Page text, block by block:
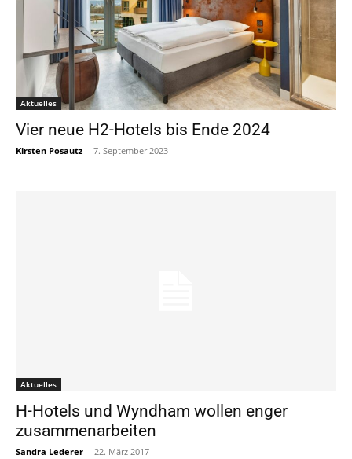
Aktuelles
Vier neue H2-Hotels bis Ende 2024
Kirsten Posautz - 7. September 2023
Aktuelles
H-Hotels und Wyndham wollen enger
zusammenarbeiten
Sandra Lederer - 22. März 2017